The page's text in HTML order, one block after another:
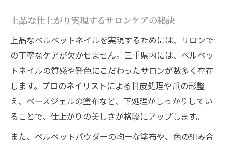
上品な仕上がり実現するサロンケアの秘訣
上品なベルベットネイルを実現するためには、サロンで
の丁寧なケアが欠かせません。三重県内には、ベルベッ
トネイルの質感や発色にこだわったサロンが数多く存在
します。プロのネイリストによる甘皮処理や爪の形整
え、ベースジェルの塗布など、下処理がしっかりしてい
ることで、仕上がりの美しさが格段にアップします。
また、ベルベットパウダーの均一な塗布や、色の組み合